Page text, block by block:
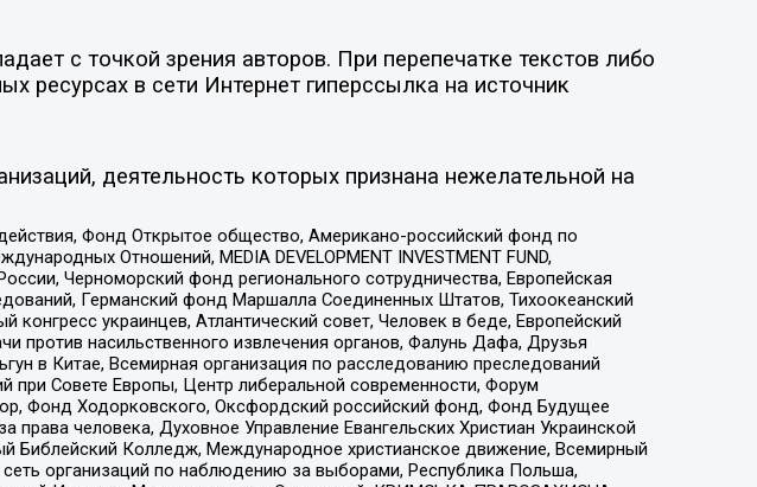
с точкой зрения авторов. При перепечатке текстов либо
ресурсах в сети Интернет гиперссылка на источник
деятельность которых признана нежелательной на
Фонд Открытое общество, Американо-российский фонд по
Отношений, MEDIA DEVELOPMENT INVESTMENT FUND,
Черноморский фонд регионального сотрудничества, Европейская
Германский фонд Маршалла Соединенных Штатов, Тихоокеанский
украинцев, Атлантический совет, Человек в беде, Европейский
насильственного извлечения органов, Фалунь Дафа, Друзья
в Китае, Всемирная организация по расследованию преследований
при Совете Европы, Центр либеральной современности, Форум
Фонд Ходорковского, Оксфордский российский фонд, Фонд Будущее
человека, Духовное Управление Евангельских Христиан Украинской
Библейский Колледж, Международное христианское движение, Всемирный
организаций по наблюдению за выборами, Республика Польша,